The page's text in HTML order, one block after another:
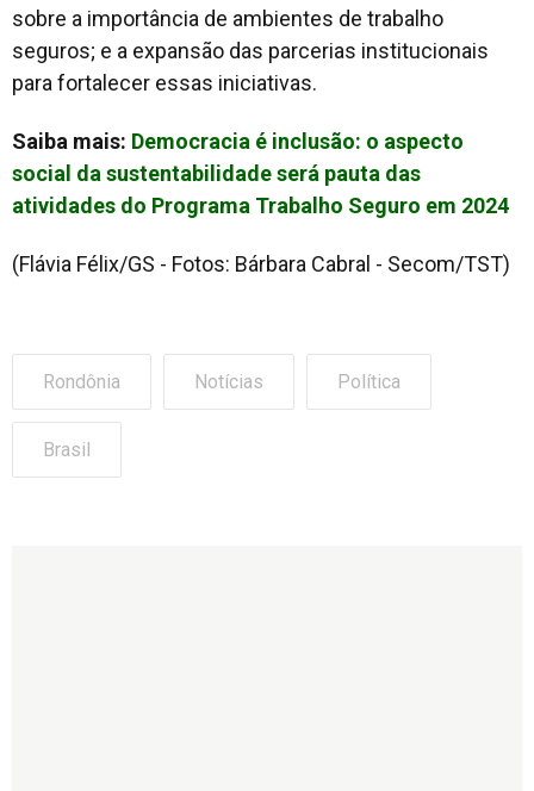
sobre a importância de ambientes de trabalho
seguros; e a expansão das parcerias institucionais
para fortalecer essas iniciativas.
Saiba mais: Democracia é inclusão: o aspecto
social da sustentabilidade será pauta das
atividades do Programa Trabalho Seguro em 2024
(Flávia Félix/GS - Fotos: Bárbara Cabral - Secom/TST)
Rondônia Notícias Política
Brasil